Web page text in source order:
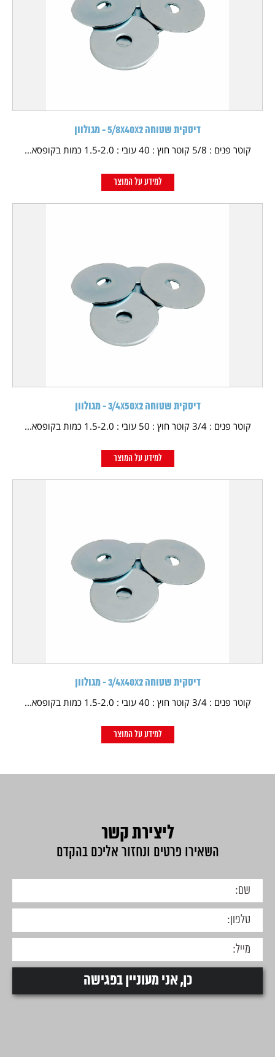
דיסקית שטוחה 5/8X40X2 - מגולוון
קוטר פנים : 5/8 קוטר חוץ : 40 עובי : 1.5-2.0 כמות בקופסא...
למידע על המוצר
דיסקית שטוחה 3/4X50X2 - מגולוון
קוטר פנים : 3/4 קוטר חוץ : 50 עובי : 1.5-2.0 כמות בקופסא...
למידע על המוצר
דיסקית שטוחה 3/4X40X2 - מגולוון
קוטר פנים : 3/4 קוטר חוץ : 40 עובי : 1.5-2.0 כמות בקופסא...
למידע על המוצר
ליצירת קשר
השאירו פרטים ונחזור אליכם בהקדם